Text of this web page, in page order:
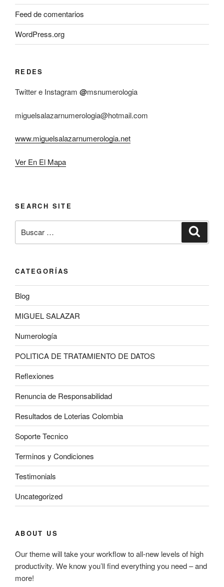
Feed de comentarios
WordPress.org
REDES
Twitter e Instagram @msnumerologia
miguelsalazarnumerologia@hotmail.com
www.miguelsalazarnumerologia.net
Ver En El Mapa
SEARCH SITE
por:
CATEGORÍAS
Blog
MIGUEL SALAZAR
Numerología
POLITICA DE TRATAMIENTO DE DATOS
Reflexiones
Renuncia de Responsabilidad
Resultados de Loterias Colombia
Soporte Tecnico
Terminos y Condiciones
Testimonials
Uncategorized
ABOUT US
Our theme will take your workflow to all-new levels of high
productivity. We know you’ll find everything you need – and
more!